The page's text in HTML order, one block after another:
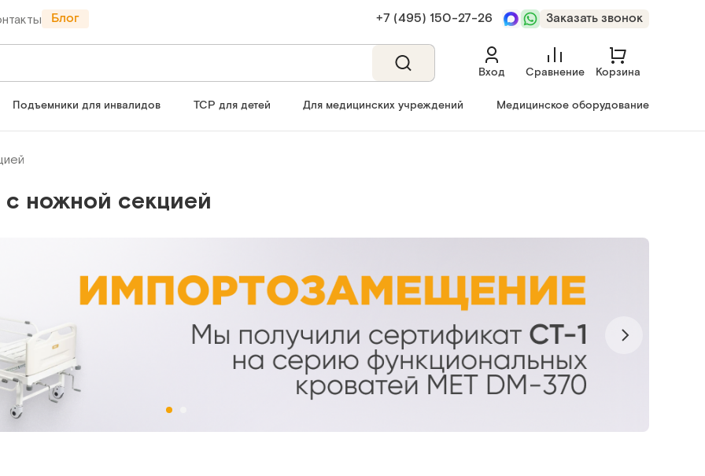
Блог +7 (495) 150‑27‑26 Заказать звонок
Вход Сравнение Корзина
Подъемники для инвалидов ТСР для детей Для медицинских учреждений Медицинское оборудование
с ножной секцией